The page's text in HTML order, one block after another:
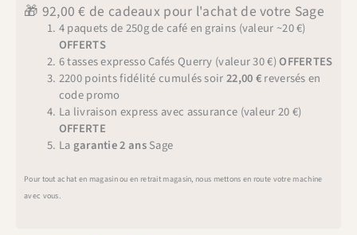
🎁 92,00 € de cadeaux pour l'achat de votre Sage
4 paquets de 250g de café en grains (valeur ~20 €)
OFFERTS
6 tasses expresso Cafés Querry (valeur 30 €)OFFERTES
2200 points fidélité cumulés soir22,00 €reversés en
code promo
La livraison express avec assurance (valeur 20 €)
OFFERTE
La garantie 2 ansSage
Pour tout achat en magasin ou en retrait magasin, nous mettons en route votre machine
avec vous.